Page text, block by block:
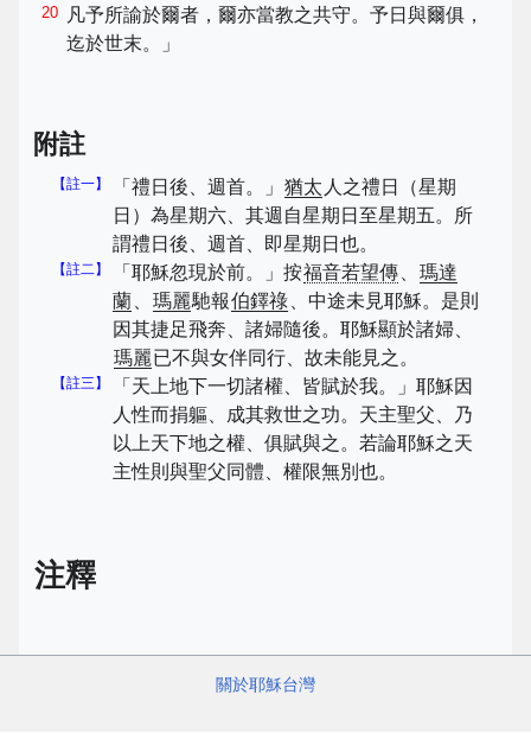
20 凡予所諭於爾者，爾亦當教之共守。予日與爾俱，
迄於世末。」
附註
【註一】 「禮日後、週首。」 猶太 人之禮日（星期
日）為星期六、其週自星期日至星期五。所
謂禮日後、週首、即星期日也。
【註二】 「耶穌忽現於前。」按福音若望傳、 瑪達
蘭、 瑪麗馳報伯鐸祿、中途未見耶穌。是則
因其捷足飛奔、諸婦隨後。耶穌顯於諸婦、
瑪麗已不與女伴同行、故未能見之。
【註三】
「天上地下一切諸權、皆賦於我。」耶穌因
人性而捐軀、成其救世之功。天主聖父、乃
以上天下地之權、俱賦與之。若論耶穌之天
主性則與聖父同體、權限無別也。
注釋
關於耶穌台灣